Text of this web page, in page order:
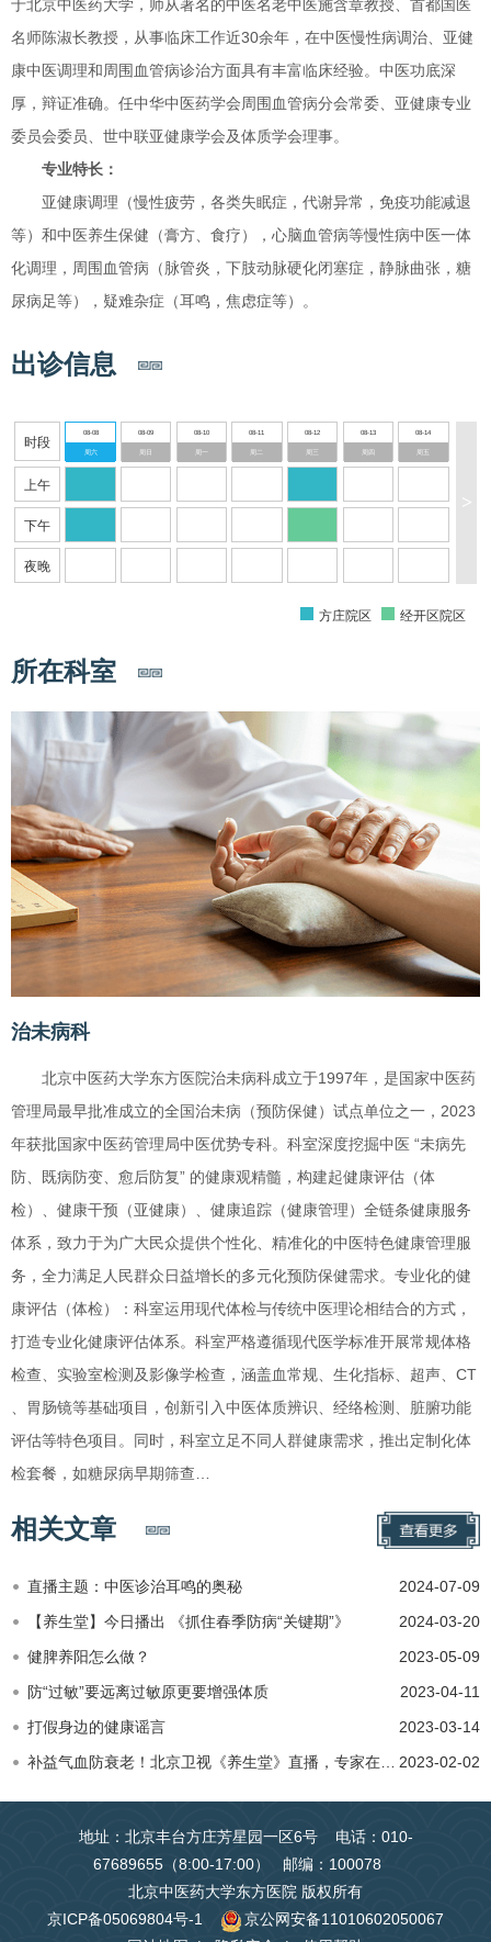
于北京中医药大学，师从著名的中医名老中医施含章教授、首都国医
名师陈淑长教授，从事临床工作近30余年，在中医慢性病调治、亚健
康中医调理和周围血管病诊治方面具有丰富临床经验。中医功底深
厚，辩证准确。任中华中医药学会周围血管病分会常委、亚健康专业
委员会委员、世中联亚健康学会及体质学会理事。
专业特长：
亚健康调理（慢性疲劳，各类失眠症，代谢异常，免疫功能减退
等）和中医养生保健（膏方、食疗），心脑血管病等慢性病中医一体
化调理，周围血管病（脉管炎，下肢动脉硬化闭塞症，静脉曲张，糖
尿病足等），疑难杂症（耳鸣，焦虑症等）。
出诊信息
时段
上午
下午
夜晚
08-08
周六
08-09
周日
08-10
周一
08-11 08-12
周三
08-13
周四
08-14
周五
>
方庄院区 经开区院区
所在科室
治未病科
北京中医药大学东方医院治未病科成立于1997年，是国家中医药
管理局最早批准成立的全国治未病（预防保健）试点单位之一，2023
年获批国家中医药管理局中医优势专科。科室深度挖掘中医 “未病先
防、既病防变、愈后防复” 的健康观精髓，构建起健康评估（体
检）、健康干预（亚健康）、健康追踪（健康管理）全链条健康服务
体系，致力于为广大民众提供个性化、精准化的中医特色健康管理服
务，全力满足人民群众日益增长的多元化预防保健需求。专业化的健
康评估（体检）：科室运用现代体检与传统中医理论相结合的方式，
打造专业化健康评估体系。科室严格遵循现代医学标准开展常规体格
检查、实验室检测及影像学检查，涵盖血常规、生化指标、超声、CT
、胃肠镜等基础项目，创新引入中医体质辨识、经络检测、脏腑功能
评估等特色项目。同时，科室立足不同人群健康需求，推出定制化体
检套餐，如糖尿病早期筛查…
相关文章
2024-07-09
直播主题：中医诊治耳鸣的奥秘
2024-03-20
【养生堂】今日播出 《抓住春季防病“关键期”》
2023-05-09
健脾养阳怎么做？
2023-04-11
防“过敏”要远离过敏原更要增强体质
2023-03-14
打假身边的健康谣言
2023-02-02
补益气血防衰老！北京卫视《养生堂》直播，专家在线答疑，科学补气血，健康不易老！
地址：北京丰台方庄芳星园一区6号 电话：010-
67689655（8:00-17:00） 邮编：100078
北京中医药大学东方医院 版权所有
京ICP备05069804号-1
京公网安备11010602050067